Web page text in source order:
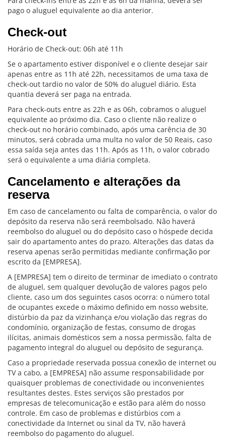
pago o aluguel equivalente ao dia anterior.
Check-out
Horário de Check-out: 06h até 11h
Se o apartamento estiver disponível e o cliente desejar sair
apenas entre as 11h até 22h, necessitamos de uma taxa de
check-out tardio no valor de 50% do aluguel diário. Esta
quantia deverá ser paga na entrada.
Para check-outs entre as 22h e as 06h, cobramos o aluguel
equivalente ao próximo dia. Caso o cliente não realize o
check-out no horário combinado, após uma carência de 30
minutos, será cobrada uma multa no valor de 50 Reais, caso
essa saída seja antes das 11h. Após as 11h, o valor cobrado
será o equivalente a uma diária completa.
Cancelamento e alterações da
reserva
Em caso de cancelamento ou falta de comparência, o valor do
depósito da reserva não será reembolsado. Não haverá
reembolso do aluguel ou do depósito caso o hóspede decida
sair do apartamento antes do prazo. Alterações das datas da
reserva apenas serão permitidas mediante confirmação por
escrito da [EMPRESA].
A [EMPRESA] tem o direito de terminar de imediato o contrato
de aluguel, sem qualquer devolução de valores pagos pelo
cliente, caso um dos seguintes casos ocorra: o número total
de ocupantes excede o máximo definido em nosso website,
distúrbio da paz da vizinhança e/ou violação das regras do
condomínio, organização de festas, consumo de drogas
ilícitas, animais domésticos sem a nossa permissão, falta de
pagamento integral do aluguel ou depósito de segurança.
Caso a propriedade reservada possua conexão de internet ou
TV a cabo, a [EMPRESA] não assume responsabilidade por
quaisquer problemas de conectividade ou inconvenientes
resultantes destes. Estes serviços são prestados por
empresas de telecomunicação e estão para além do nosso
controle. Em caso de problemas e distúrbios com a
conectividade da Internet ou sinal da TV, não haverá
reembolso do pagamento do aluguel.